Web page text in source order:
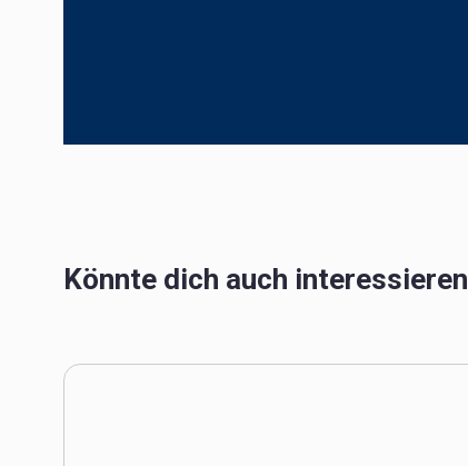
Könnte dich auch interessieren